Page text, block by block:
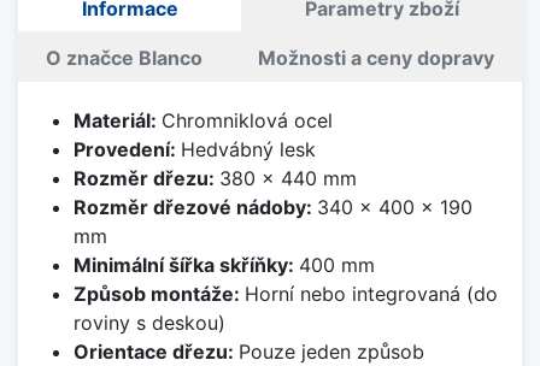
Informace Parametry zboží
O značce Blanco Možnosti a ceny dopravy
Materiál: Chromniklová ocel
Provedení: Hedvábný lesk
Rozměr dřezu: 380 x 440 mm
Rozměr dřezové nádoby: 340 x 400 x 190
mm
Minimální šířka skříňky: 400 mm
Způsob montáže: Horní nebo integrovaná (do
roviny s deskou)
Orientace dřezu: Pouze jeden způsob